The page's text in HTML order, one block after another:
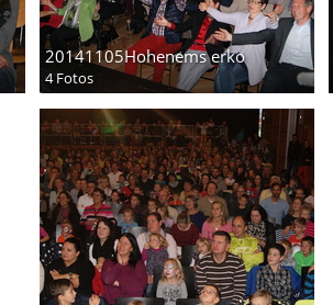
20141105Hohenems erko
4 Fotos